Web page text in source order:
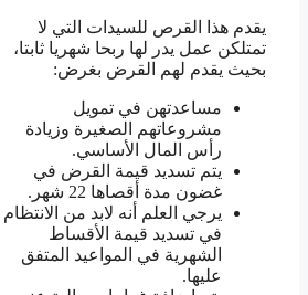
يقدم هذا القرص للسيدات التي لا
تمتلكن عمل يدر لها ربحا شهريا ثابتا،
بحيث يقدم لهم القرض بغرض:
مساعدتهن في تمويل
مشروعاتهم الصغيرة وزيادة
رأس المال الأساسي.
يتم تسديد قيمة القرض في
غضون مدة أقصاها 22 شهر.
يرجي العلم أنه لابد من الانتظام
في تسديد قيمة الأقساط
الشهرية في المواعيد المتفق
عليها.